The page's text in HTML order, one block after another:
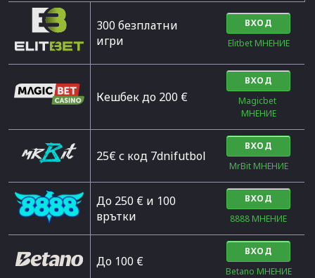
300 безплатни
игри
ВХОД
Elitbet МНЕНИЕ
Кешбек до 200 €
ВХОД
Magicbet
МНЕНИЕ
25€ с код 7dnifutbol
ВХОД
MrBit МНЕНИЕ
До 250 € и 100
врътки
ВХОД
8888 МНЕНИЕ
Дo 100 €
ВХОД
Betano МНЕНИЕ